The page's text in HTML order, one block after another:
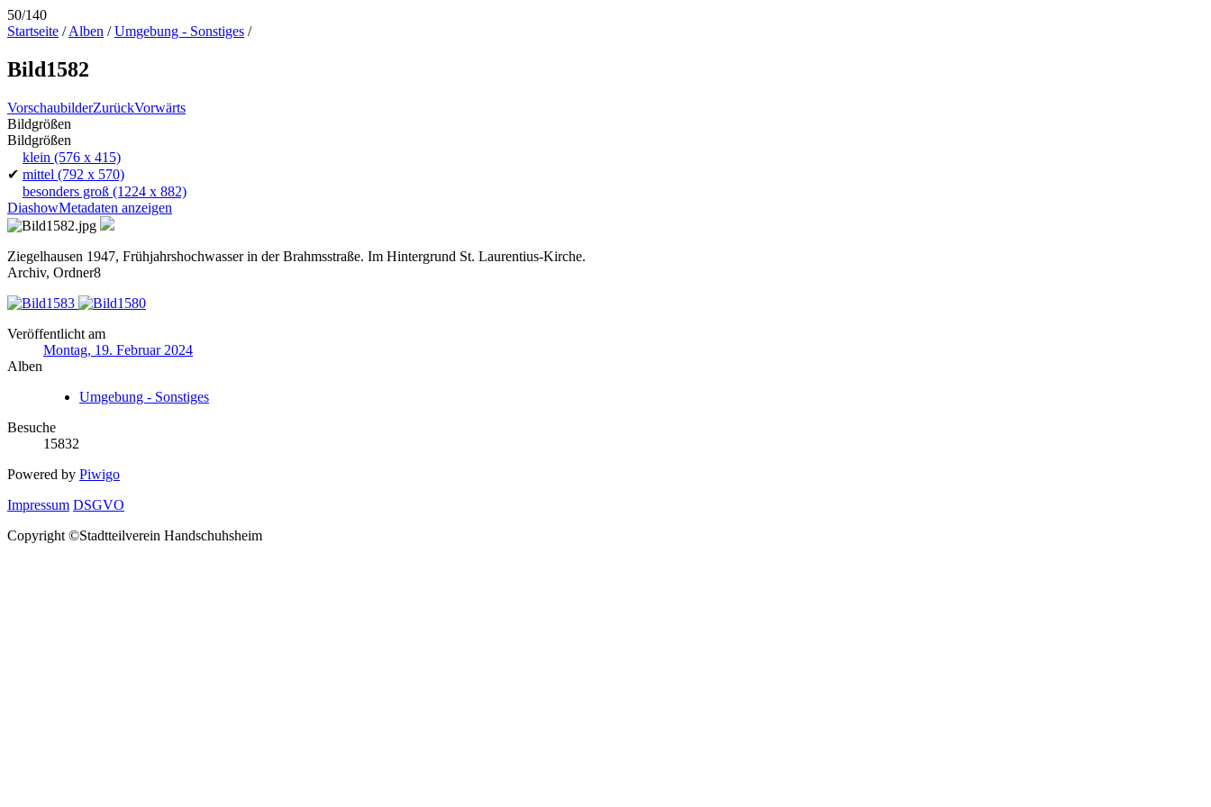
50/140
Startseite /Alben /Umgebung - Sonstiges /
Bild1582
VorschaubilderZurückVorwärts
Bildgrößen
Bildgrößen
klein (576 x 415)
✔ mittel (792 x 570)
besonders groß (1224 x 882)
DiashowMetadaten anzeigen
Ziegelhausen 1947, Frühjahrshochwasser in der Brahmsstraße. Im Hintergrund St. Laurentius-Kirche.
Archiv, Ordner8
Veröffentlicht am
Montag, 19. Februar 2024
Alben
Umgebung - Sonstiges
Besuche
15832
Powered by Piwigo
Impressum DSGVO
Copyright ©Stadtteilverein Handschuhsheim